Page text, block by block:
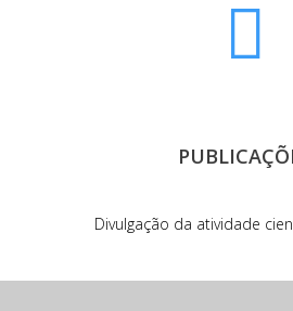
Divulgação da atividade